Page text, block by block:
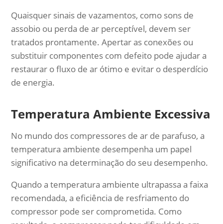
Quaisquer sinais de vazamentos, como sons de
assobio ou perda de ar perceptível, devem ser
tratados prontamente. Apertar as conexões ou
substituir componentes com defeito pode ajudar a
restaurar o fluxo de ar ótimo e evitar o desperdício
de energia.
Temperatura Ambiente Excessiva
No mundo dos compressores de ar de parafuso, a
temperatura ambiente desempenha um papel
significativo na determinação do seu desempenho.
Quando a temperatura ambiente ultrapassa a faixa
recomendada, a eficiência de resfriamento do
compressor pode ser comprometida. Como